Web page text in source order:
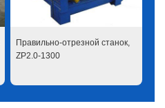
Правильно-отрезной станок,
ZP2.0-1300